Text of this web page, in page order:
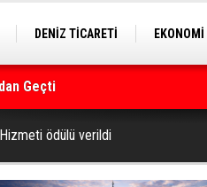
DENİZ TİCARETİ EKONOMİ
Geçti
ödülü verildi